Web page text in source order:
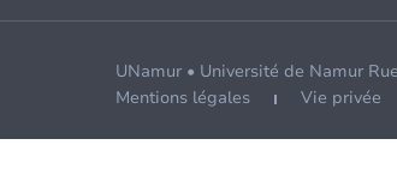
UNamur • Université de Namur
Mentions légales
Vie privée